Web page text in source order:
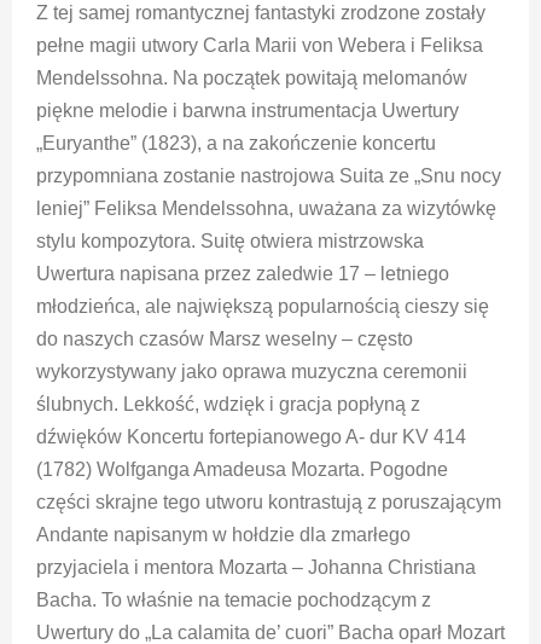
Z tej samej romantycznej fantastyki zrodzone zostały
pełne magii utwory Carla Marii von Webera i Feliksa
Mendelssohna. Na początek powitają melomanów
piękne melodie i barwna instrumentacja Uwertury
„Euryanthe” (1823), a na zakończenie koncertu
przypomniana zostanie nastrojowa Suita ze „Snu nocy
leniej” Feliksa Mendelssohna, uważana za wizytówkę
stylu kompozytora. Suitę otwiera mistrzowska
Uwertura napisana przez zaledwie 17 – letniego
młodzieńca, ale największą popularnością cieszy się
do naszych czasów Marsz weselny – często
wykorzystywany jako oprawa muzyczna ceremonii
ślubnych. Lekkość, wdzięk i gracja popłyną z
dźwięków Koncertu fortepianowego A- dur KV 414
(1782) Wolfganga Amadeusa Mozarta. Pogodne
części skrajne tego utworu kontrastują z poruszającym
Andante napisanym w hołdzie dla zmarłego
przyjaciela i mentora Mozarta – Johanna Christiana
Bacha. To właśnie na temacie pochodzącym z
Uwertury do „La calamita de’ cuori” Bacha oparł Mozart